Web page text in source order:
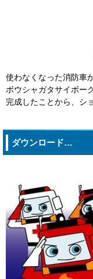
使わなくなった消防車
ボウシャガタサイボー
完成したことから、シ
ダウンロード…